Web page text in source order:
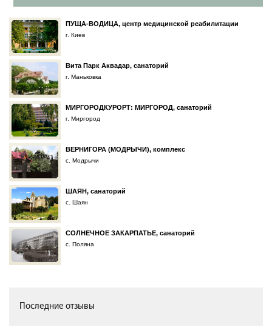
ПУЩА-ВОДИЦА, центр медицинской реабилитации
г. Киев
Вита Парк Аквадар, санаторий
г. Маньковка
МИРГОРОДКУРОРТ: МИРГОРОД, санаторий
г. Миргород
ВЕРНИГОРА (МОДРЫЧИ), комплекс
с. Модрычи
ШАЯН, санаторий
с. Шаян
СОЛНЕЧНОЕ ЗАКАРПАТЬЕ, санаторий
с. Поляна
Последние отзывы